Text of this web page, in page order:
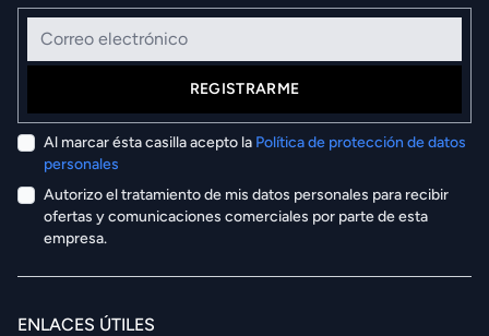
Correo electrónico
REGISTRARME
Al marcar ésta casilla acepto la Política de protección de datos
personales
Autorizo el tratamiento de mis datos personales para recibir
ofertas y comunicaciones comerciales por parte de esta
empresa.
ENLACES ÚTILES